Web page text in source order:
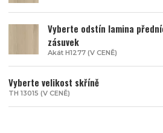
Vyberte odstín lamina
zásuvek
Akát H1277 (V CENĚ)
Vyberte velikost skříně
TH 13015 (V CENĚ)